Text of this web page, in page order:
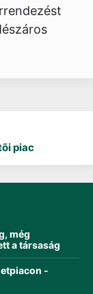
piac
még
a társaság
-